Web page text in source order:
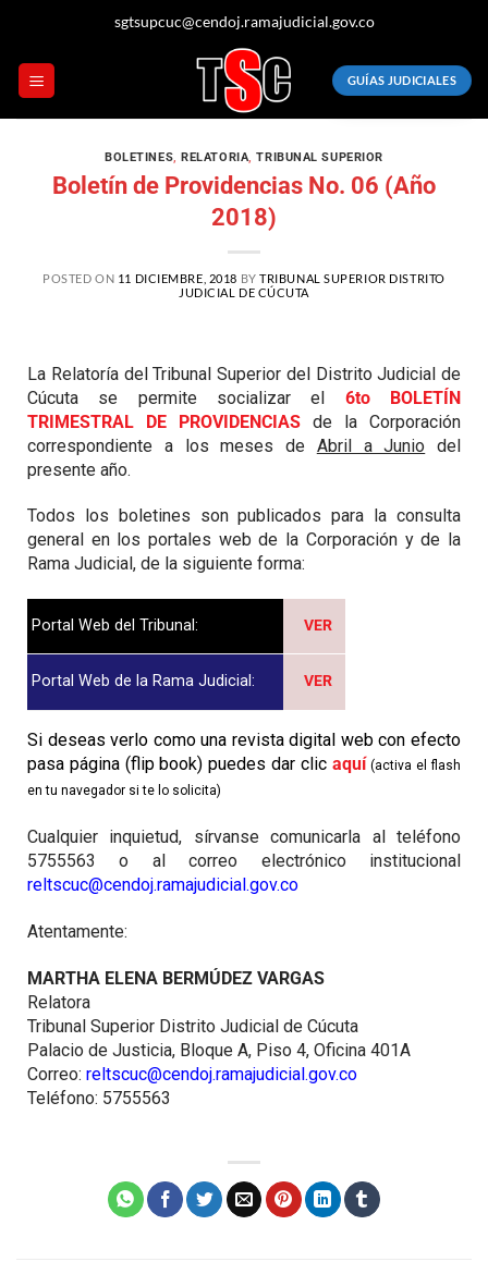
sgtsupcuc@cendoj.ramajudicial.gov.co
GUÍAS JUDICIALES
BOLETINES,RELATORIA,TRIBUNAL SUPERIOR
Boletín de Providencias No. 06 (Año
2018)
POSTED ON 11 DICIEMBRE, 2018 BYTRIBUNAL SUPERIOR DISTRITO
JUDICIAL DE CÚCUTA
La Relatoría del Tribunal Superior del Distrito Judicial de
Cúcuta se permite socializar el 6to BOLETÍN
TRIMESTRAL DE PROVIDENCIAS de la Corporación
correspondiente a los meses de Abril a Junio del
presente año.
Todos los boletines son publicados para la consulta
general en los portales web de la Corporación y de la
Rama Judicial, de la siguiente forma:
Portal Web del Tribunal: VER
Portal Web de la Rama Judicial: VER
Si deseas verlo como una revista digital web con efecto
pasa página (flip book) puedes dar clic aquí (activa el flash
en tu navegador si te lo solicita)
Cualquier inquietud, sírvanse comunicarla al teléfono
5755563 o al correo electrónico institucional
reltscuc@cendoj.ramajudicial.gov.co
Atentamente:
MARTHA ELENA BERMÚDEZ VARGAS
Relatora
Tribunal Superior Distrito Judicial de Cúcuta
Palacio de Justicia, Bloque A, Piso 4, Oficina 401A
Correo: reltscuc@cendoj.ramajudicial.gov.co
Teléfono: 5755563